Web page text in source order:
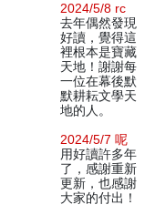
2024/5/8 rc
去年偶然發現
好讀，覺得這
裡根本是寶藏
天地！謝謝每
一位在幕後默
默耕耘文學天
地的人。
2024/5/7 呢
用好讀許多年
了，感謝重新
更新，也感謝
大家的付出！